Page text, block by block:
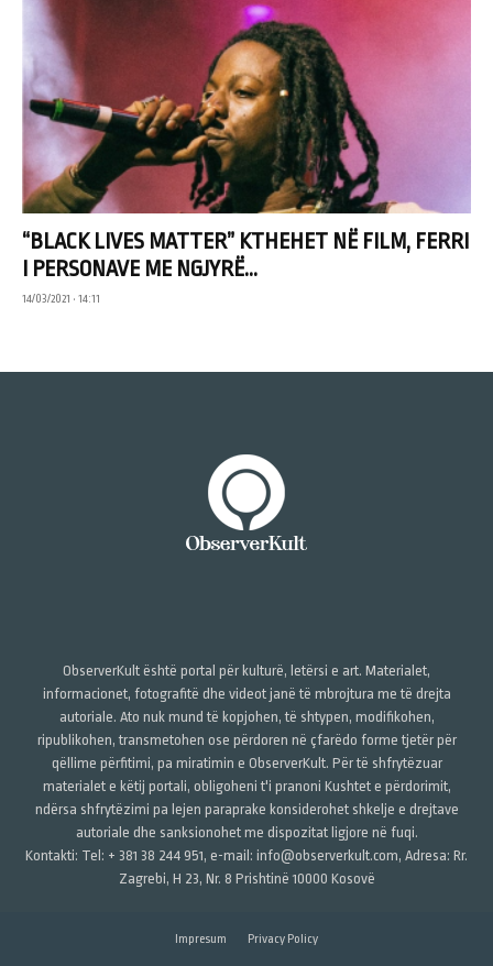
“BLACK LIVES MATTER” KTHEHET NË FILM, FERRI
I PERSONAVE ME NGJYRË...
14/03/2021 • 14:11
ObserverKult është portal për kulturë, letërsi e art. Materialet,
informacionet, fotografitë dhe videot janë të mbrojtura me të drejta
autoriale. Ato nuk mund të kopjohen, të shtypen, modifikohen,
ripublikohen, transmetohen ose përdoren në çfarëdo forme tjetër për
qëllime përfitimi, pa miratimin e ObserverKult. Për të shfrytëzuar
materialet e këtij portali, obligoheni t'i pranoni Kushtet e përdorimit,
ndërsa shfrytëzimi pa lejen paraprake konsiderohet shkelje e drejtave
autoriale dhe sanksionohet me dispozitat ligjore në fuqi.
Kontakti: Tel: + 381 38 244 951, e-mail: info@observerkult.com, Adresa: Rr.
Zagrebi, H 23, Nr. 8 Prishtinë 10000 Kosovë
Impresum Privacy Policy